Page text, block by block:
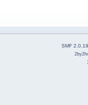
SMF 2.0.19